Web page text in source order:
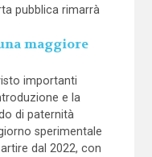
pubblica rimarrà
maggiore
importanti
e la
di paternità
sperimentale
dal 2022, con